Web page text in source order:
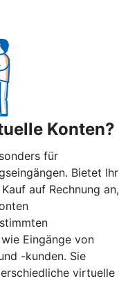
Konten?
für
Bietet Ihr
auf Rechnung an,
Eingänge von
-kunden. Sie
virtuelle